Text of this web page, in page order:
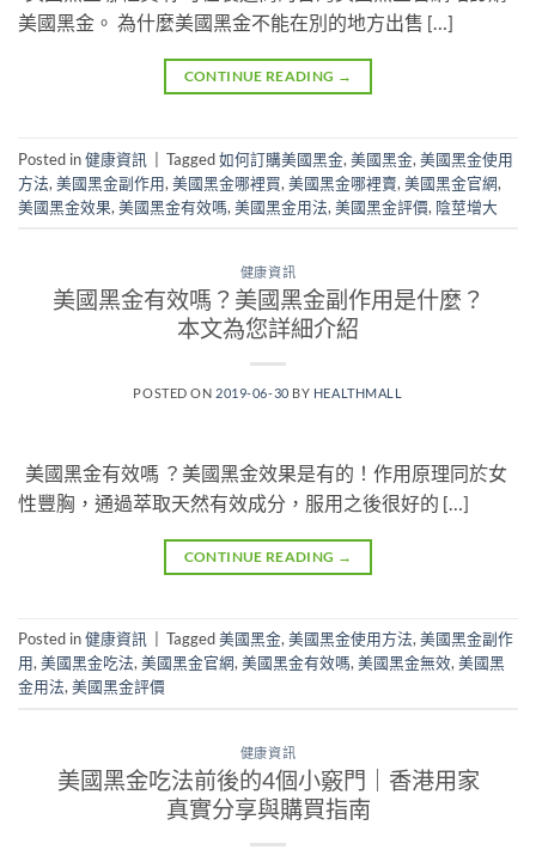
美國黑金。 為什麼美國黑金不能在別的地方出售 […]
CONTINUE READING →
Posted in健康資訊 Tagged如何訂購美國黑金, 美國黑金, 美國黑金使用
方法, 美國黑金副作用, 美國黑金哪裡買, 美國黑金哪裡賣, 美國黑金官網,
美國黑金效果, 美國黑金有效嗎, 美國黑金用法, 美國黑金評價, 陰莖增大
健康資訊
美國黑金有效嗎？美國黑金副作用是什麼？
本文為您詳細介紹
POSTED ON 2019-06-30 BY HEALTHMALL
美國黑金有效嗎 ？美國黑金效果是有的！作用原理同於女
性豐胸，通過萃取天然有效成分，服用之後很好的 […]
CONTINUE READING →
Posted in健康資訊 Tagged美國黑金,美國黑金使用方法,美國黑金副作
用,美國黑金吃法,美國黑金官網,美國黑金有效嗎,美國黑金無效,美國黑
金用法,美國黑金評價
健康資訊
美國黑金吃法前後的4個小竅門｜香港用家
真實分享與購買指南